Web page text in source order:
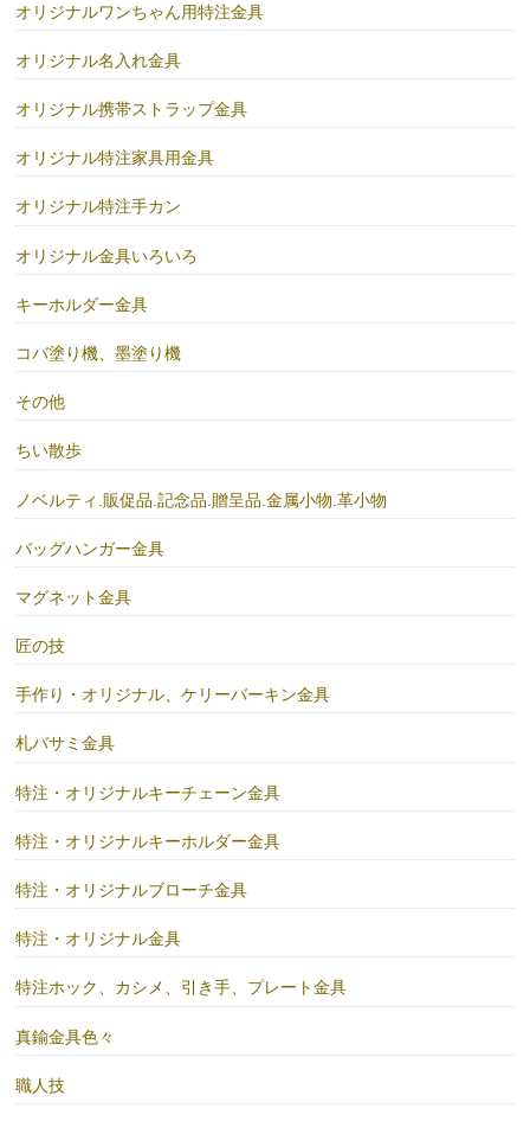
オリジナルワンちゃん用特注金具
オリジナル名入れ金具
オリジナル携帯ストラップ金具
オリジナル特注家具用金具
オリジナル特注手カン
オリジナル金具いろいろ
キーホルダー金具
コバ塗り機、墨塗り機
その他
ちい散歩
ノベルティ.販促品.記念品.贈呈品.金属小物.革小物
バッグハンガー金具
マグネット金具
匠の技
手作り・オリジナル、ケリーバーキン金具
札バサミ金具
特注・オリジナルキーチェーン金具
特注・オリジナルキーホルダー金具
特注・オリジナルブローチ金具
特注・オリジナル金具
特注ホック、カシメ、引き手、プレート金具
真鍮金具色々
職人技